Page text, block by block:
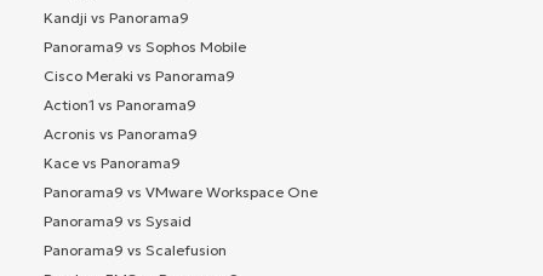
Kandji vs Panorama9
Panorama9 vs Sophos Mobile
Cisco Meraki vs Panorama9
Action1 vs Panorama9
Acronis vs Panorama9
Kace vs Panorama9
Panorama9 vs VMware Workspace One
Panorama9 vs Sysaid
Panorama9 vs Scalefusion